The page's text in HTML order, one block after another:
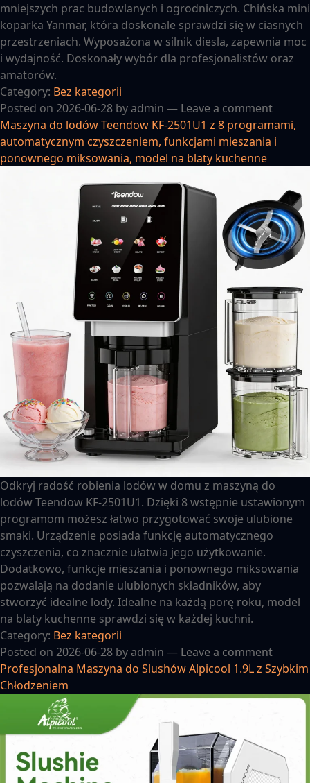
mniejszych prac budowlanych i ogrodniczych. Chińska mini
koparka Yanmar, która doskonale sprawdzi się w ciasnych
przestrzeniach. Wyposażona w silnik diesla, zapewnia moc
i wydajność. Doskonały wybór dla profesjonalistów oraz
amatorów.
Category: Bez kategorii
Posted on 2026-06-28 by admin — Leave a comment
Maszyna do lodów Teendow KF-2501U1 z 8 programami,
automatycznym czyszczeniem, funkcjami mieszania i
ponownego miksowania, model na blaty kuchenne
Odkryj radość robienia lodów w domu z maszyną do
lodów Teendow KF-2501U1. Dzięki 8 wstępnie ustawionym
programom możesz łatwo przygotować swoje ulubione
smaki. Urządzenie posiada funkcję automatycznego
czyszczenia, co znacznie ułatwia jego użytkowanie.
Dodatkowo, funkcje mieszania i ponownego miksowania
pozwalają na dodanie ulubionych składników, aby
stworzyć idealne lody. Idealne na każdą porę roku, model
na blaty kuchenne sprawdzi się w każdej kuchni.
Category: Bez kategorii
Posted on 2026-06-28 by admin — Leave a comment
Profesjonalna Maszyna do Slushów Alpicool 1.9L z Szybkim
Chłodzeniem